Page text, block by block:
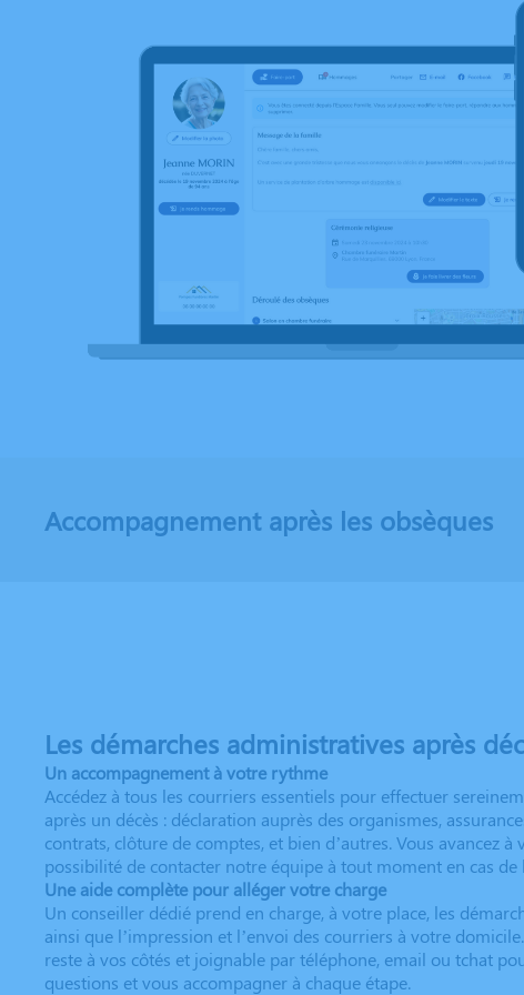
Accompagnement après les obsèques
Les démarches administratives après
Un accompagnement à votre rythme
Accédez à tous les courriers essentiels pour effectuer
après un décès : déclaration auprès des organismes,
contrats, clôture de comptes, et bien d’autres. Vous avancez à
possibilité de contacter notre équipe à tout moment en cas de
Une aide complète pour alléger votre charge
Un conseiller dédié prend en charge, à votre place, les
ainsi que l’impression et l’envoi des courriers à votre
reste à vos côtés et joignable par téléphone, email ou tchat
questions et vous accompagner à chaque étape.